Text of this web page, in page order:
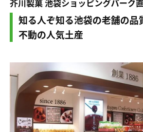
芥川製菓 池袋ショッピングパーク
知る人ぞ知る池袋の老舗の品
不動の人気土産